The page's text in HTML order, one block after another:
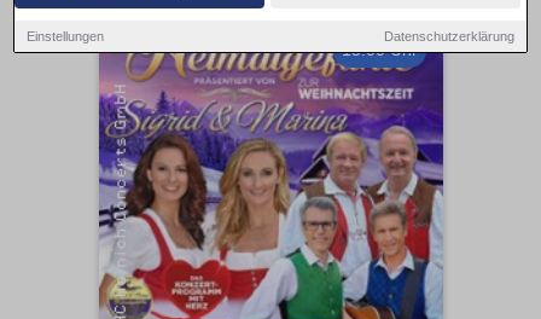
Einstellungen Datenschutzerklärung
15:00 Uhr